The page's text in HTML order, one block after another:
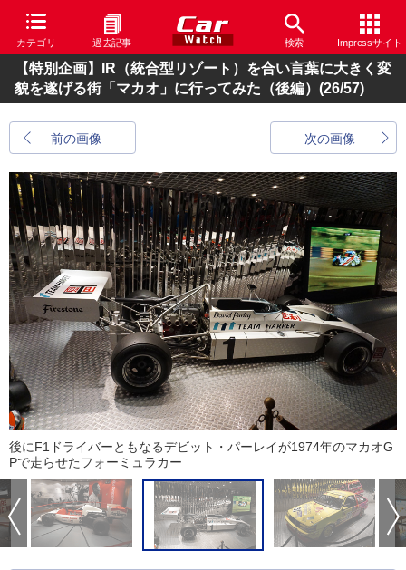
カテゴリ 過去記事 検索 Impressサイト
【特別企画】IR（統合型リゾート）を合い言葉に大きく変
貌を遂げる街「マカオ」に行ってみた（後編） (26/57)
前の画像 次の画像
後にF1ドライバーともなるデビット・パーレイが1974年のマカオG
Pで走らせたフォーミュラカー